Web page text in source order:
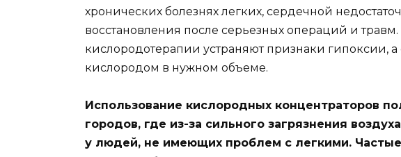
хронических болезнях легких, сердечной
восстановления после серьезных операций и
кислородотерапии устраняют признаки гипоксии,
кислородом в нужном объеме.
Использование кислородных концентраторов
городов, где из-за сильного загрязнения
у людей, не имеющих проблем с легкими.